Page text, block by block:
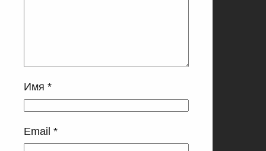
Имя *
Email *